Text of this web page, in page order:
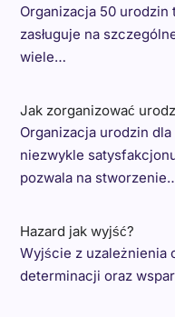
Organizacja 50
zasługuje na
wiele…
Jak zorganizować
Organizacja urodzin
niezwykle
pozwala na
Hazard jak wyjść?
Wyjście z uzależnienia
determinacji oraz